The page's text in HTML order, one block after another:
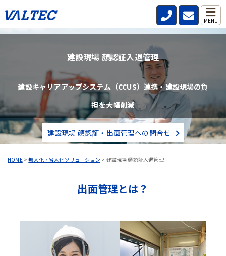
MENU
HOME>無人化・省人化ソリューション > 建設現場 顔認証入退管理
建設現場 顔認証入退管理
建設キャリアアップシステム（CCUS）連携・建設現場の負
担を大幅削減
建設現場 顔認証・出面管理への問合せ
出面管理とは？